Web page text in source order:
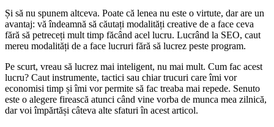
Și să nu spunem altceva. Poate că lenea nu este o virtute, dar are un
avantaj: vă îndeamnă să căutați modalități creative de a face ceva
fără să petreceți mult timp făcând acel lucru. Lucrând la SEO, caut
mereu modalități de a face lucruri fără să lucrez peste program.
Pe scurt, vreau să lucrez mai inteligent, nu mai mult. Cum fac acest
lucru? Caut instrumente, tactici sau chiar trucuri care îmi vor
economisi timp și îmi vor permite să fac treaba mai repede. Senuto
este o alegere firească atunci când vine vorba de munca mea zilnică,
dar voi împărtăși câteva alte sfaturi în acest articol.